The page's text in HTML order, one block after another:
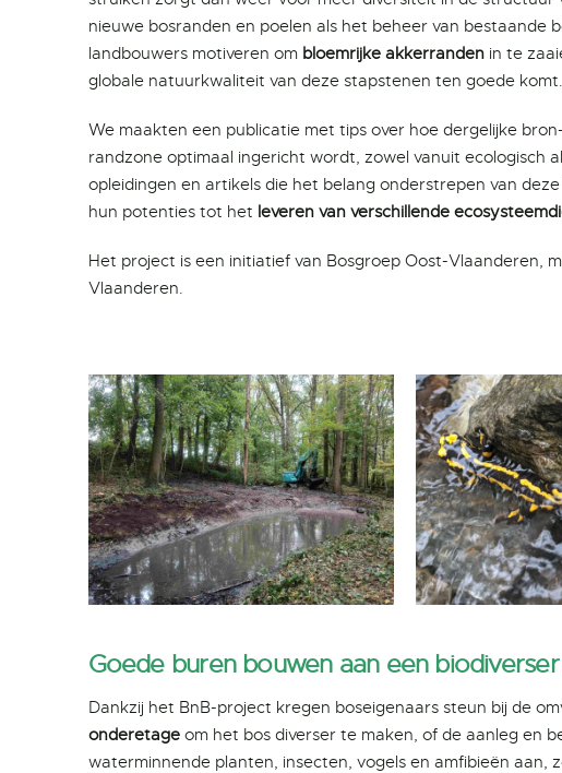
nieuwe bosranden en poelen als het beheer van bestaande
landbouwers motiveren om bloemrijke akkerrandenin te
globale natuurkwaliteit van deze stapstenen ten goede komt.
We maakten een publicatie met tips over hoe dergelijke
randzone optimaal ingericht wordt, zowel vanuit ecologisch
opleidingen en artikels die het belang onderstrepen van
hun potenties tot het leveren van verschillende
Het project is een initiatief van Bosgroep Oost-Vlaanderen,
Vlaanderen.
Goede buren bouwen aan een
Dankzij het BnB-project kregen boseigenaars steun bij de
onderetageom het bos diverser te maken, of de aanleg en
waterminnende planten, insecten, vogels en amfibieën aan,